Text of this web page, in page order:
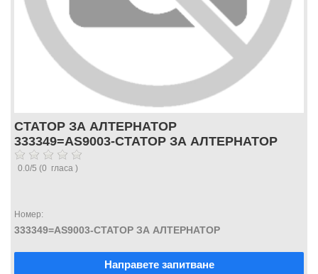
СТАТОР ЗА АЛТЕРНАТОР
333349=AS9003-СТАТОР ЗА АЛТЕРНАТОР
0.0/5 (0 гласа )
Номер:
333349=AS9003-СТАТОР ЗА АЛТЕРНАТОР
Направете запитване